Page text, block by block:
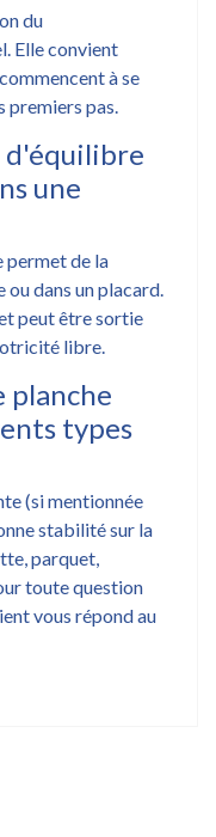
du
Elle convient
à se
premiers pas.
d'équilibre
une
permet de la
dans un placard.
peut être sortie
libre.
planche
types
(si mentionnée
stabilité sur la
parquet,
toute question
vous répond au